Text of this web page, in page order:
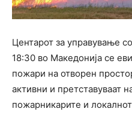
Центарот за управување
18:30 во Македонија се
пожари на отворен
активни и претставуваат
пожарникарите и